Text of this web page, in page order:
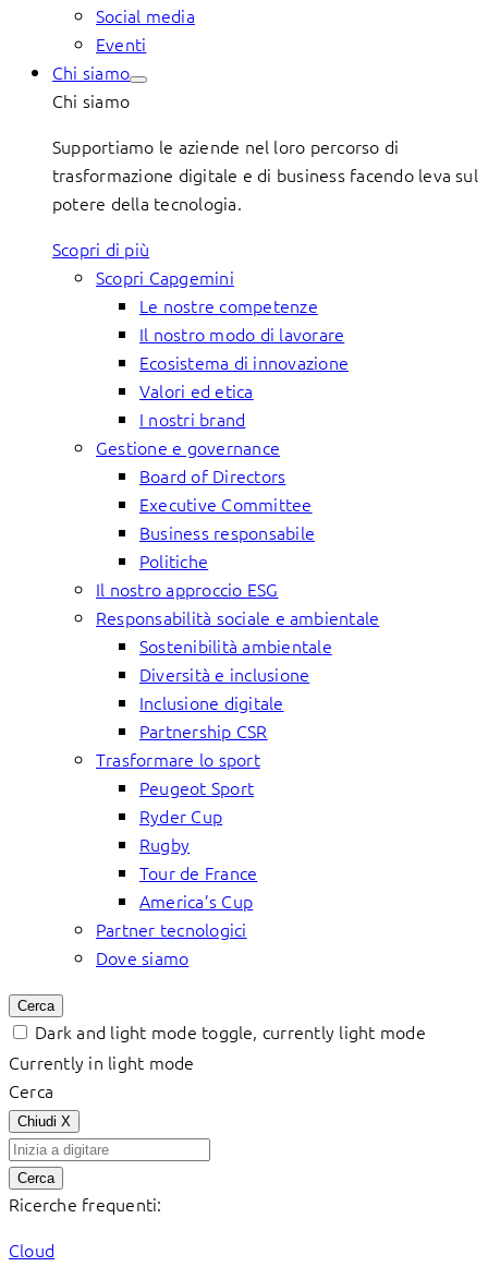
Social media
Eventi
Chi siamo
Chi siamo
Supportiamo le aziende nel loro percorso di
trasformazione digitale e di business facendo leva sul
potere della tecnologia.
Scopri di più
Scopri Capgemini
Le nostre competenze
Il nostro modo di lavorare
Ecosistema di innovazione
Valori ed etica
I nostri brand
Gestione e governance
Board of Directors
Executive Committee
Business responsabile
Politiche
Il nostro approccio ESG
Responsabilità sociale e ambientale
Sostenibilità ambientale
Diversità e inclusione
Inclusione digitale
Partnership CSR
Trasformare lo sport
Peugeot Sport
Ryder Cup
Rugby
Tour de France
America’s Cup
Partner tecnologici
Dove siamo
Cerca
Dark and light mode toggle, currently light mode
Currently in light mode
Cerca
Chiudi X
Cerca
Ricerche frequenti:
Cloud